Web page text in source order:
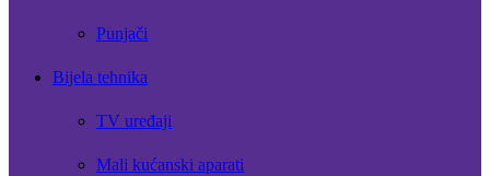
Punjači
Bijela tehnika
TV uređaji
Mali kućanski aparati